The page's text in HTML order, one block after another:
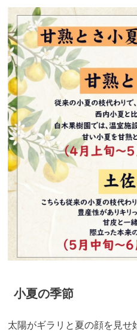
小夏の季節
太陽がギラリと夏の顔を見